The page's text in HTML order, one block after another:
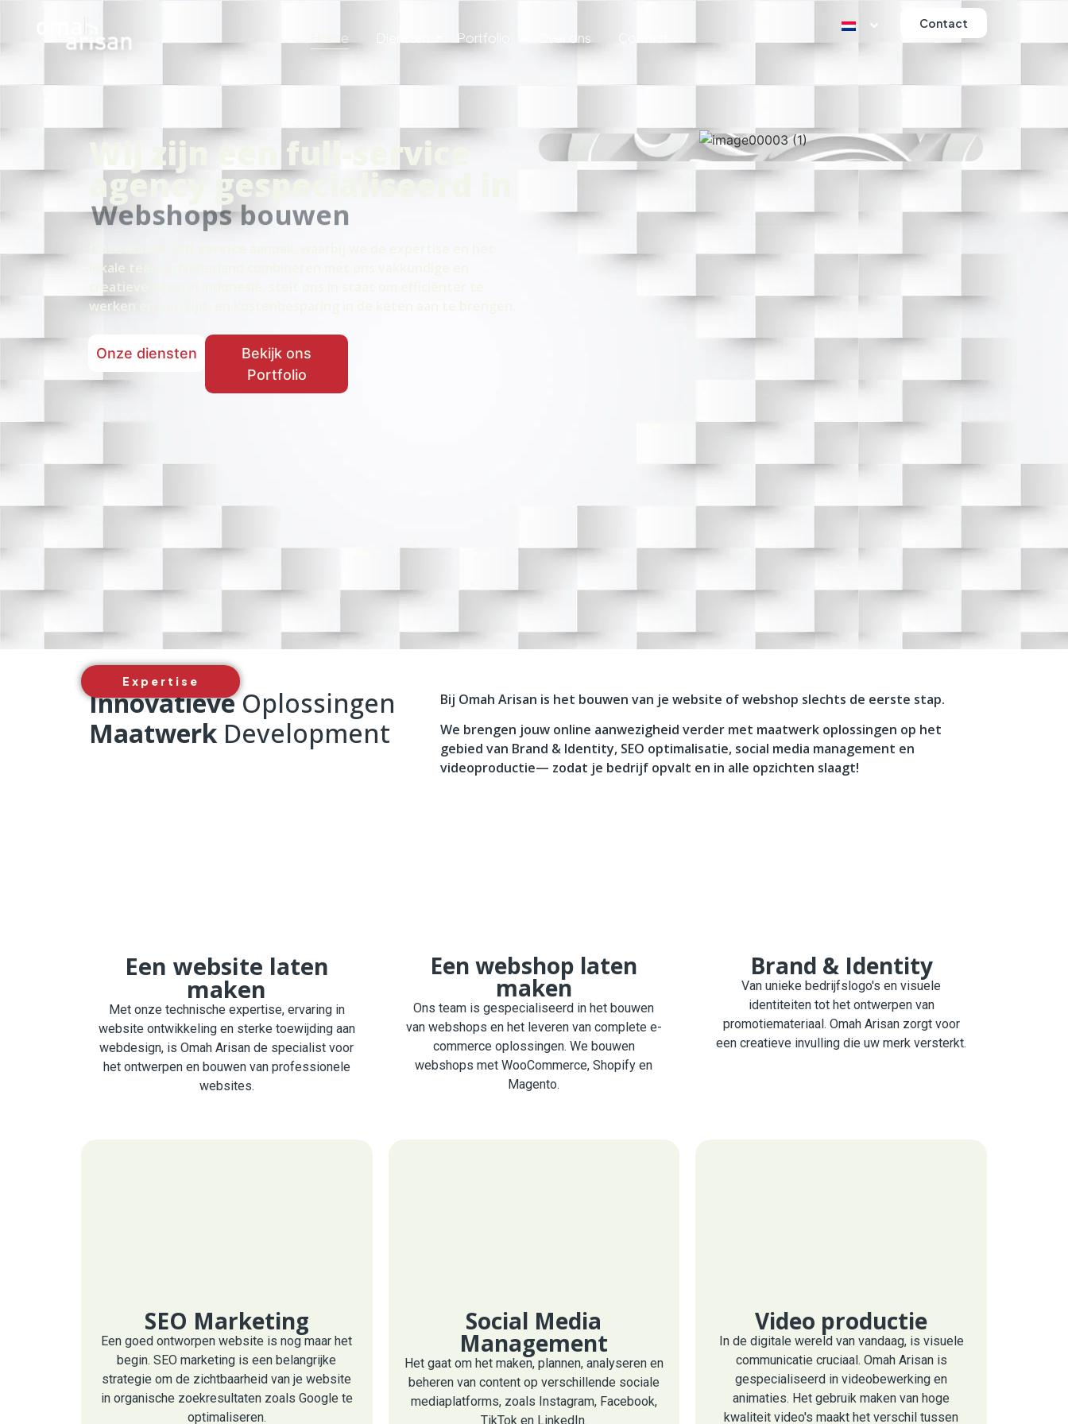
Home Portfolio Over ons
Contact
Wij zijn een full-service
agency gespecialiseerd in
SEO Marketing
lokale team in Nederland combineren met ons vakkundige en
creatieve team in Indonesië, stelt ons in staat om efficiënter te
werken en een tijd- en kostenbesparing in de keten aan te brengen.
Onze diensten
Bekijk ons
Portfolio
Expertise
InnovatieveOplossingen
MaatwerkDevelopment
Bij Omah Arisan is het bouwen van je website of webshop slechts de eerste stap.
We brengen jouw online aanwezigheid verder met maatwerk oplossingen op het
gebied van Brand & Identity, SEO optimalisatie, social media management en
videoproductie— zodat je bedrijf opvalt en in alle opzichten slaagt!
Een website laten
maken
Met onze technische expertise, ervaring in
website ontwikkeling en sterke toewijding aan
webdesign, is Omah Arisan de specialist voor
het ontwerpen en bouwen van professionele
websites.
Een webshop laten
maken
Ons team is gespecialiseerd in het bouwen
van webshops en het leveren van complete e-
commerce oplossingen. We bouwen
webshops met WooCommerce, Shopify en
Magento.
Brand & Identity
Van unieke bedrijfslogo's en visuele
identiteiten tot het ontwerpen van
promotiemateriaal. Omah Arisan zorgt voor
een creatieve invulling die uw merk versterkt.
SEO Marketing
Een goed ontworpen website is nog maar het
begin. SEO marketing is een belangrijke
strategie om de zichtbaarheid van je website
in organische zoekresultaten zoals Google te
optimaliseren.
Social Media
Management
Het gaat om het maken, plannen, analyseren en
beheren van content op verschillende sociale
mediaplatforms, zoals Instagram, Facebook,
TikTok en LinkedIn.
Video productie
In de digitale wereld van vandaag, is visuele
communicatie cruciaal. Omah Arisan is
gespecialiseerd in videobewerking en
animaties. Het gebruik maken van hoge
kwaliteit video's maakt het verschil tussen